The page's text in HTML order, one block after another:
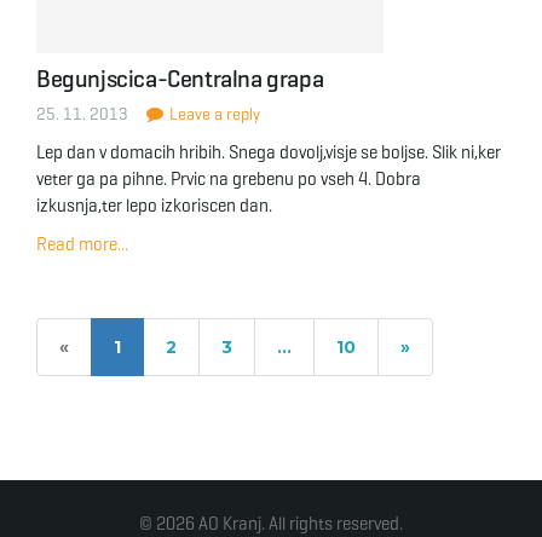
Begunjscica-Centralna grapa
25. 11. 2013 Leave a reply
Lep dan v domacih hribih. Snega dovolj,visje se boljse. Slik ni,ker
veter ga pa pihne. Prvic na grebenu po vseh 4. Dobra
izkusnja,ter lepo izkoriscen dan.
Read more...
« 1 2 3 … 10 »
© 2026 AO Kranj. All rights reserved.